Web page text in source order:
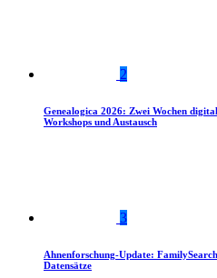
2
Genealogica 2026: Zwei Wochen
Workshops und Austausch
3
Ahnenforschung-Update:
Datensätze